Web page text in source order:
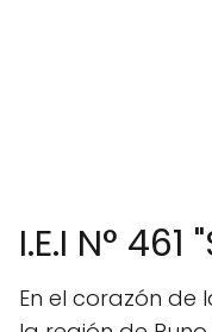
I.E.I N° 461
En el corazón de